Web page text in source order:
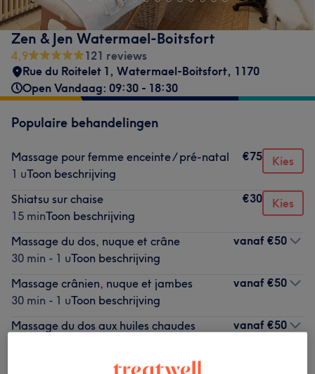
Zen & Jen Watermael-Boitsfort
4,9
121 reviews
Rue du Roitelet 1, Watermael-Boitsfort, 1170
Open Vandaag: 09:30 - 18:30
Populaire behandelingen
Massage pour femme enceinte / pré-natal
1 uToon beschrijving
€75 Kies
Shiatsu sur chaise
15 minToon beschrijving
€30 Kies
Massage du dos, nuque et crâne
30 min - 1 uToon beschrijving
vanaf €50
Massage crânien, nuque et jambes
30 min - 1 uToon beschrijving
vanaf €50
Massage du dos aux huiles chaudes
vanaf €50